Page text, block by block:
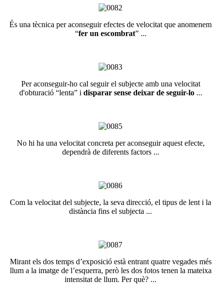
És una tècnica per aconseguir efectes de velocitat que anomenem
“fer un escombrat” ...
Per aconseguir-ho cal seguir el subjecte amb una velocitat
d'obturació “lenta” i disparar sense deixar de seguir-lo...
No hi ha una velocitat concreta per aconseguir aquest efecte,
dependrà de diferents factors ...
Com la velocitat del subjecte, la seva direcció, el tipus de lent i la
distància fins el subjecta ...
Mirant els dos temps d’exposició està entrant quatre vegades més
llum a la imatge de l’esquerra, però les dos fotos tenen la mateixa
intensitat de llum. Per què? ...